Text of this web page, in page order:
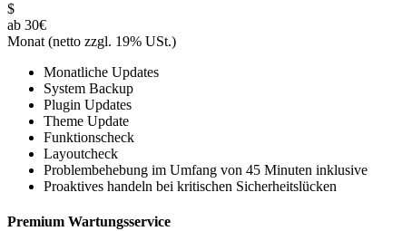
$
ab 30€
Monat (netto zzgl. 19% USt.)
Monatliche Updates
System Backup
Plugin Updates
Theme Update
Funktionscheck
Layoutcheck
Problembehebung im Umfang von 45 Minuten inklusive
Proaktives handeln bei kritischen Sicherheitslücken
Premium Wartungsservice